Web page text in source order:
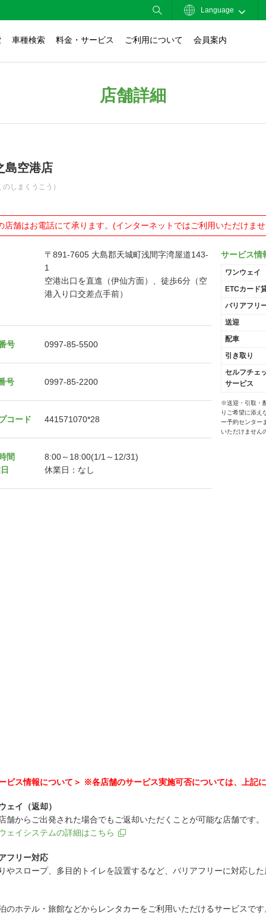
Language
車種検索 料金・サービス ご利用について 会員案内
店舗詳細
島空港店
のしまくうこう）
店舗はお電話にて承ります。(インターネットではご利用いただけま
〒891-7605 大島郡天城町浅間字湾屋道143-
1
空港出口を直進（伊仙方面）、徒歩6分（空
港入り口交差点手前）
号 0997-85-5500
号 0997-85-2200
コード 441571070*28
間
8:00～18:00(1/1～12/31)
休業日：なし
サービス情
ワンウェイ
ETCカード
バリアフリ
送迎
配車
引き取り
セルフチェ
サービス
※送迎・引取・
りご希望に添え
ー予約センター
いただけません
ビス情報について＞ ※各店舗のサービス実施可否については、上記
ェイ（返却）
舗からご出発された場合でもご返却いただくことが可能な店舗です。
ェイシステムの詳細はこちら
フリー対応
やスロープ、多目的トイレを設置するなど、バリアフリーに対応した
のホテル・旅館などからレンタカーをご利用いただけるサービスです